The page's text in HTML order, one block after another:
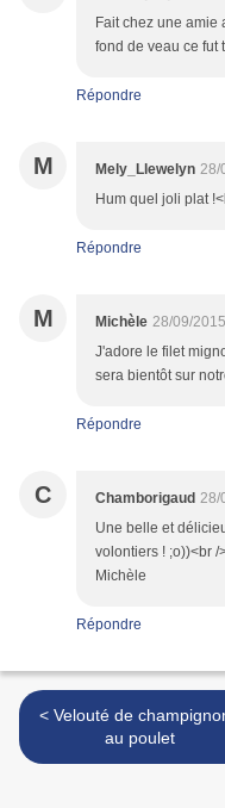
Fait chez une amie
fond de veau ce fut
Répondre
M Mely_Llewelyn 28/
Hum quel joli plat
Répondre
M Michèle 28/09/
J'adore le filet
sera bientôt sur
Répondre
C Chamborigaud 28/
Une belle et
volontiers ! ;o))<br /
Michèle
Répondre
< Velouté de champignons
au poulet